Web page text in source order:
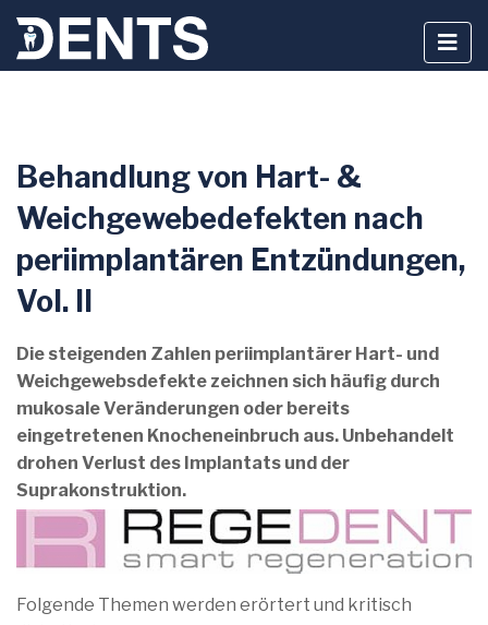
Inhalt
Behandlung von Hart- &
Weichgewebedefekten nach
periimplantären Entzündungen,
Vol. II
Die steigenden Zahlen periimplantärer Hart- und
Weichgewebsdefekte zeichnen sich häufig durch
mukosale Veränderungen oder bereits
eingetretenen Knocheneinbruch aus. Unbehandelt
drohen Verlust des Implantats und der
Suprakonstruktion.
Folgende Themen werden erörtert und kritisch